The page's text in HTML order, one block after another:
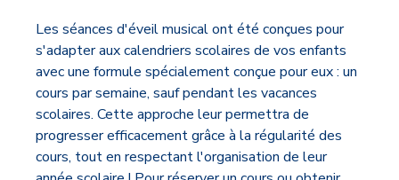
Les séances d'éveil musical ont été conçues pour
s'adapter aux calendriers scolaires de vos enfants
avec une formule spécialement conçue pour eux : un
cours par semaine, sauf pendant les vacances
scolaires. Cette approche leur permettra de
progresser efficacement grâce à la régularité des
cours, tout en respectant l'organisation de leur